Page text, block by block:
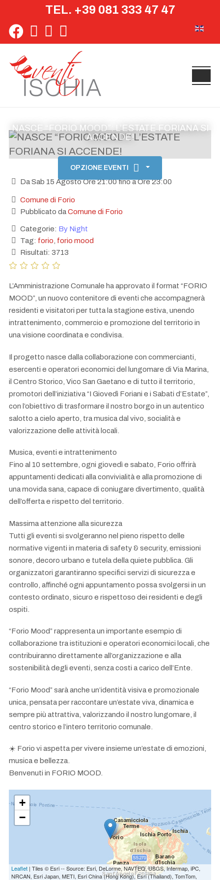
TEL. +39 081 333 47 47
NASCE “FORIO MOOD”: L’ESTATE FORIANA SI
ACCENDE!
OPZIONE EVENTI
Da Sab 15 Agosto Ore 21:00 fino a Ore 23:00
Comune di Forio
Pubblicato daComune di Forio
Categorie: By Night
Tag: forio forio mood
Risultati: 3713
L’Amministrazione Comunale ha approvato il format “FORIO
MOOD”, un nuovo contenitore di eventi che accompagnerà
residenti e visitatori per tutta la stagione estiva, unendo
intrattenimento, commercio e promozione del territorio in
una visione coordinata e condivisa.
Il progetto nasce dalla collaborazione con commercianti,
esercenti e operatori economici del lungomare di Via Marina,
il Centro Storico, Vico San Gaetano e di tutto il territorio,
promotori dell’iniziativa “I Giovedì Foriani e i Sabati d’Estate”,
con l’obiettivo di trasformare il nostro borgo in un autentico
salotto a cielo aperto, tra musica dal vivo, socialità e
valorizzazione delle attività locali.
Musica, eventi e intrattenimento
Fino al 10 settembre, ogni giovedì e sabato, Forio offrirà
appuntamenti dedicati alla convivialità e alla promozione di
una movida sana, capace di coniugare divertimento, qualità
dell’offerta e rispetto del territorio.
Massima attenzione alla sicurezza
Tutti gli eventi si svolgeranno nel pieno rispetto delle
normative vigenti in materia di safety & security, emissioni
sonore, decoro urbano e tutela della quiete pubblica. Gli
organizzatori garantiranno specifici servizi di sicurezza e
controllo, affinché ogni appuntamento possa svolgersi in un
contesto ordinato, sicuro e rispettoso dei residenti e degli
ospiti.
“Forio Mood” rappresenta un importante esempio di
collaborazione tra istituzioni e operatori economici locali, che
contribuiranno direttamente all’organizzazione e alla
sostenibilità degli eventi, senza costi a carico dell’Ente.
“Forio Mood” sarà anche un’identità visiva e promozionale
unica, pensata per raccontare un’estate viva, dinamica e
sempre più attrattiva, valorizzando il nostro lungomare, il
centro storico e l’intero territorio comunale.
☀️ Forio vi aspetta per vivere insieme un’estate di emozioni,
musica e bellezza.
Benvenuti in FORIO MOOD.
+
−
Leaflet | Tiles © Esri -- Source: Esri, DeLorme, NAVTEQ, USGS, Intermap, iPC,
NRCAN, Esri Japan, METI, Esri China (Hong Kong), Esri (Thailand), TomTom,